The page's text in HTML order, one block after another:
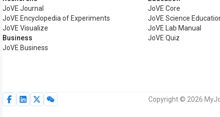
JoVE Journal
JoVE Encyclopedia of Experiments
JoVE Visualize
Business
JoVE Business
JoVE Core
JoVE Science
JoVE Lab Manual
JoVE Quiz
Copyright © 2026